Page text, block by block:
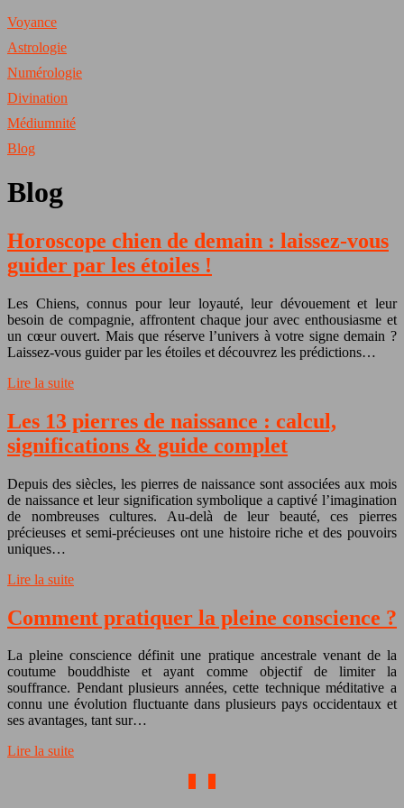
Voyance
Astrologie
Numérologie
Divination
Médiumnité
Blog
Blog
Horoscope chien de demain : laissez-vous
guider par les étoiles !
Les Chiens, connus pour leur loyauté, leur dévouement et leur
besoin de compagnie, affrontent chaque jour avec enthousiasme et
un cœur ouvert. Mais que réserve l’univers à votre signe demain ?
Laissez-vous guider par les étoiles et découvrez les prédictions…
Lire la suite
Les 13 pierres de naissance : calcul,
significations & guide complet
Depuis des siècles, les pierres de naissance sont associées aux mois
de naissance et leur signification symbolique a captivé l’imagination
de nombreuses cultures. Au-delà de leur beauté, ces pierres
précieuses et semi-précieuses ont une histoire riche et des pouvoirs
uniques…
Lire la suite
Comment pratiquer la pleine conscience ?
La pleine conscience définit une pratique ancestrale venant de la
coutume bouddhiste et ayant comme objectif de limiter la
souffrance. Pendant plusieurs années, cette technique méditative a
connu une évolution fluctuante dans plusieurs pays occidentaux et
ses avantages, tant sur…
Lire la suite